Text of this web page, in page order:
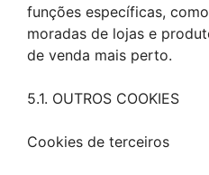
funções específicas,
moradas de lojas e
de venda mais perto.
5.1. OUTROS COOKIES
Cookies de terceiros